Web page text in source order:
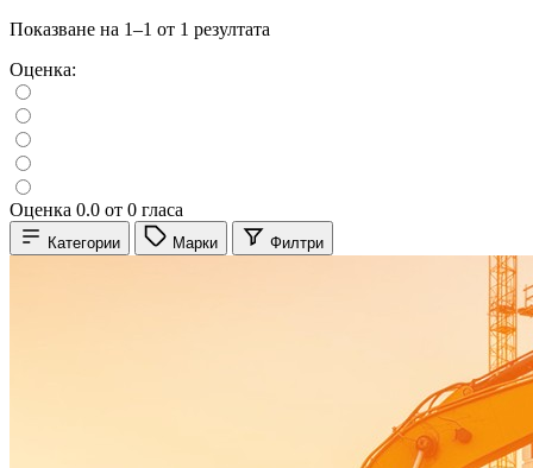
Показване на 1–1 от 1 резултата
Оценка:
Оценка 0.0 от 0 гласа
Категории Марки Филтри